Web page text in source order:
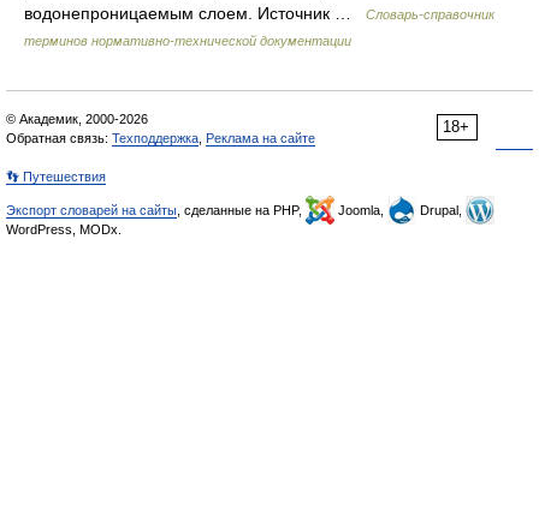
водонепроницаемым слоем. Источник …
Словарь-справочник
терминов нормативно-технической документации
18+
© Академик, 2000-2026
Обратная связь: Техподдержка Реклама на сайте
👣 Путешествия
Экспорт словарей на сайты , сделанные на PHP, Joomla,
Drupal,
WordPress, MODx.